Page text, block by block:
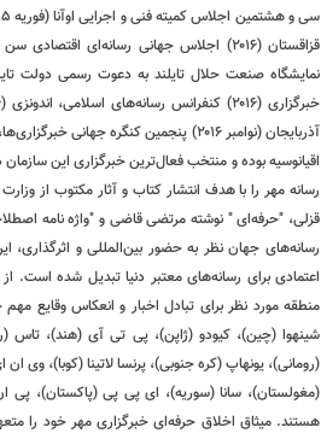
رسانه مهر را با هدف انتشار کتاب و آثار مکتوب از
قزلی، "حرفه‌ای " نوشته مرتضی قاضی و "واژه نامه
اعتمادی برای رسانه‌های معتبر دنیا تبدیل شده است.
منطقه مورد نظر برای تبادل اخبار و انعکاس وقایع
شینهوا (چین)، کیودو (ژاپن)، پی تی آی (هند)، تاس
(رومانی)، یونهاپ (کره جنوبی)، پرنسا لاتینا (کوبا)، وی ان
(مغولستان)، سانا (سوریه)، ای پی پی (پاکستان)، پی
هستند. میثاق اخلاق حرفه‌ای خبرگزاری مهر خود را